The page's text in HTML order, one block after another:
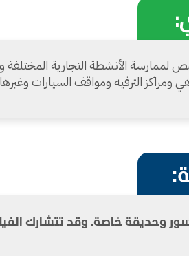
الأنشطة التجارية المختلفة
ومراكز الترفيه ومواقف السيارات
خاصة. وقد تتشارك الفيلا